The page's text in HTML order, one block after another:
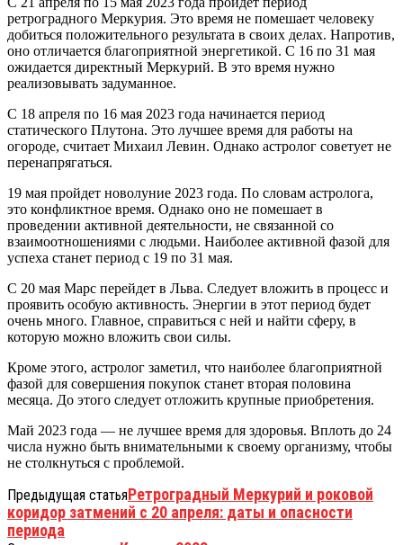
ретроградного Меркурия. Это время не помешает человеку
добиться положительного результата в своих делах. Напротив,
оно отличается благоприятной энергетикой. С 16 по 31 мая
ожидается директный Меркурий. В это время нужно
реализовывать задуманное.
С 18 апреля по 16 мая 2023 года начинается период
статического Плутона. Это лучшее время для работы на
огороде, считает Михаил Левин. Однако астролог советует не
перенапрягаться.
19 мая пройдет новолуние 2023 года. По словам астролога,
это конфликтное время. Однако оно не помешает в
проведении активной деятельности, не связанной со
взаимоотношениями с людьми. Наиболее активной фазой для
успеха станет период с 19 по 31 мая.
С 20 мая Марс перейдет в Льва. Следует вложить в процесс и
проявить особую активность. Энергии в этот период будет
очень много. Главное, справиться с ней и найти сферу, в
которую можно вложить свои силы.
Кроме этого, астролог заметил, что наиболее благоприятной
фазой для совершения покупок станет вторая половина
месяца. До этого следует отложить крупные приобретения.
Май 2023 года — не лучшее время для здоровья. Вплоть до 24
числа нужно быть внимательными к своему организму, чтобы
не столкнуться с проблемой.
Предыдущая статьяРетроградный Меркурий и роковой
коридор затмений с 20 апреля: даты и опасности
периода